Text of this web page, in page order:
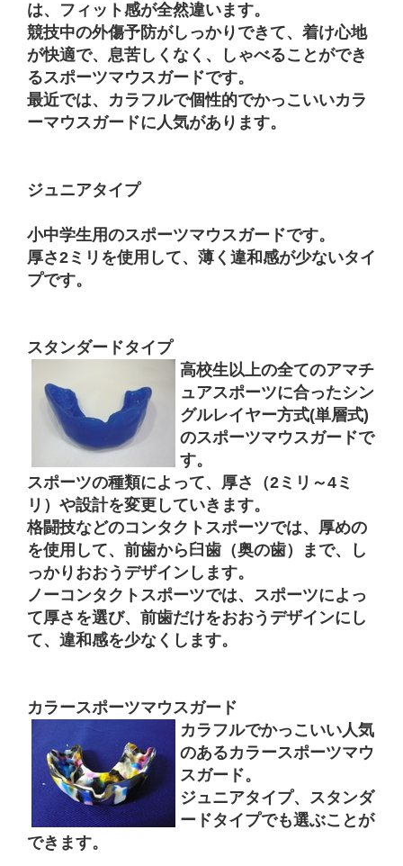
は、フィット感が全然違います。
競技中の外傷予防がしっかりできて、着け心地
が快適で、息苦しくなく、しゃべることができ
るスポーツマウスガードです。
最近では、カラフルで個性的でかっこいいカラ
ーマウスガードに人気があります。
ジュニアタイプ
小中学生用のスポーツマウスガードです。
厚さ2ミリを使用して、薄く違和感が少ないタイ
プです。
スタンダードタイプ
高校生以上の全てのアマチ
ュアスポーツに合ったシン
グルレイヤー方式(単層式)
のスポーツマウスガードで
す。
スポーツの種類によって、厚さ（2ミリ～4ミ
リ）や設計を変更していきます。
格闘技などのコンタクトスポーツでは、厚めの
を使用して、前歯から臼歯（奥の歯）まで、し
っかりおおうデザインします。
ノーコンタクトスポーツでは、スポーツによっ
て厚さを選び、前歯だけをおおうデザインにし
て、違和感を少なくします。
カラースポーツマウスガード
カラフルでかっこいい人気
のあるカラースポーツマウ
スガード。
ジュニアタイプ、スタンダ
ードタイプでも選ぶことが
できます。